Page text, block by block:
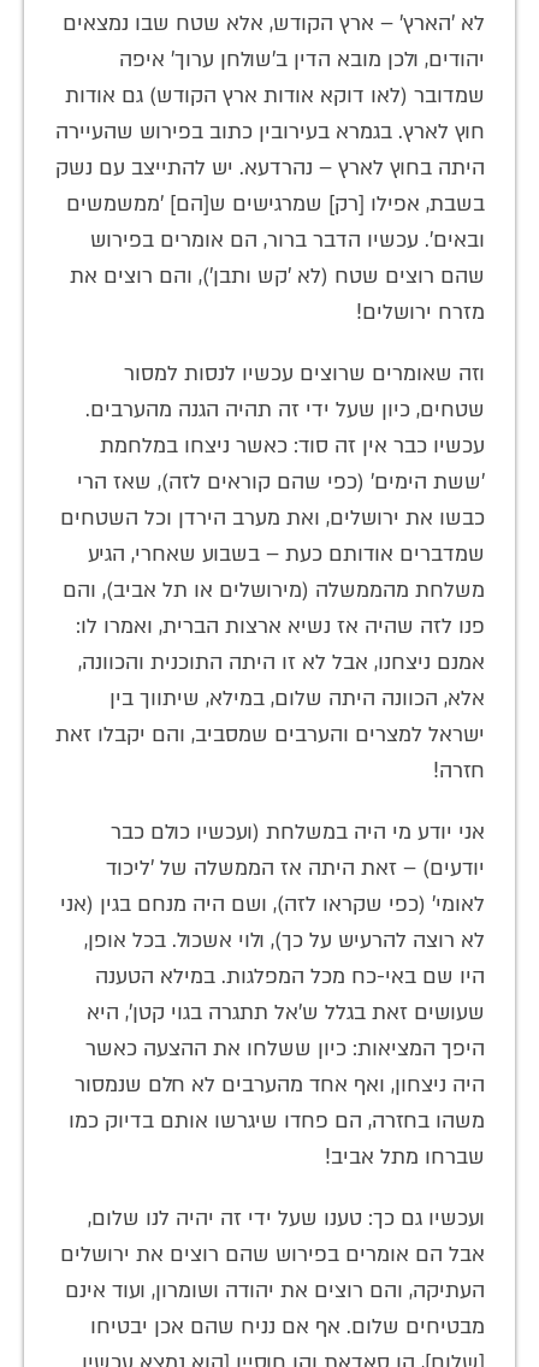
לא 'הארץ' – ארץ הקודש, אלא שטח שבו נמצאים
יהודים, ולכן מובא הדין ב'שולחן ערוך' איפה
שמדובר (לאו דוקא אודות ארץ הקודש) גם אודות
חוץ לארץ. בגמרא בעירובין כתוב בפירוש שהעיירה
היתה בחוץ לארץ – נהרדעא. יש להתייצב עם נשק
בשבת, אפילו [רק] שמרגישים ש[הם] 'ממשמשים
ובאים'. עכשיו הדבר ברור, הם אומרים בפירוש
שהם רוצים שטח (לא 'קש ותבן'), והם רוצים את
מזרח ירושלים!
וזה שאומרים שרוצים עכשיו לנסות למסור
שטחים, כיון שעל ידי זה תהיה הגנה מהערבים.
עכשיו כבר אין זה סוד: כאשר ניצחו במלחמת
'ששת הימים' (כפי שהם קוראים לזה), שאז הרי
כבשו את ירושלים, ואת מערב הירדן וכל השטחים
שמדברים אודותם כעת – בשבוע שאחרי, הגיע
משלחת מהממשלה (מירושלים או תל אביב), והם
פנו לזה שהיה אז נשיא ארצות הברית, ואמרו לו:
אמנם ניצחנו, אבל לא זו היתה התוכנית והכוונה,
אלא, הכוונה היתה שלום, במילא, שיתווך בין
ישראל למצרים והערבים שמסביב, והם יקבלו זאת
חזרה!
אני יודע מי היה במשלחת (ועכשיו כולם כבר
יודעים) – זאת היתה אז הממשלה של 'ליכוד
לאומי' (כפי שקראו לזה), ושם היה מנחם בגין (אני
לא רוצה להרעיש על כך), ולוי אשכול. בכל אופן,
היו שם באי-כח מכל המפלגות. במילא הטענה
שעושים זאת בגלל ש'אל תתגרה בגוי קטן', היא
היפך המציאות: כיון ששלחו את ההצעה כאשר
היה ניצחון, ואף אחד מהערבים לא חלם שנמסור
משהו בחזרה, הם פחדו שיגרשו אותם בדיוק כמו
שברחו מתל אביב!
ועכשיו גם כך: טענו שעל ידי זה יהיה לנו שלום,
אבל הם אומרים בפירוש שהם רוצים את ירושלים
העתיקה, והם רוצים את יהודה ושומרון, ועוד אינם
מבטיחים שלום. אף אם נניח שהם אכן יבטיחו